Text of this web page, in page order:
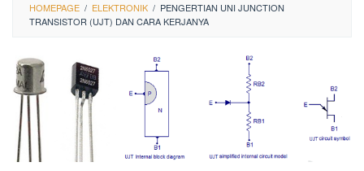
HOMEPAGE / ELEKTRONIK / PENGERTIAN UNI JUNCTION
TRANSISTOR (UJT) DAN CARA KERJANYA